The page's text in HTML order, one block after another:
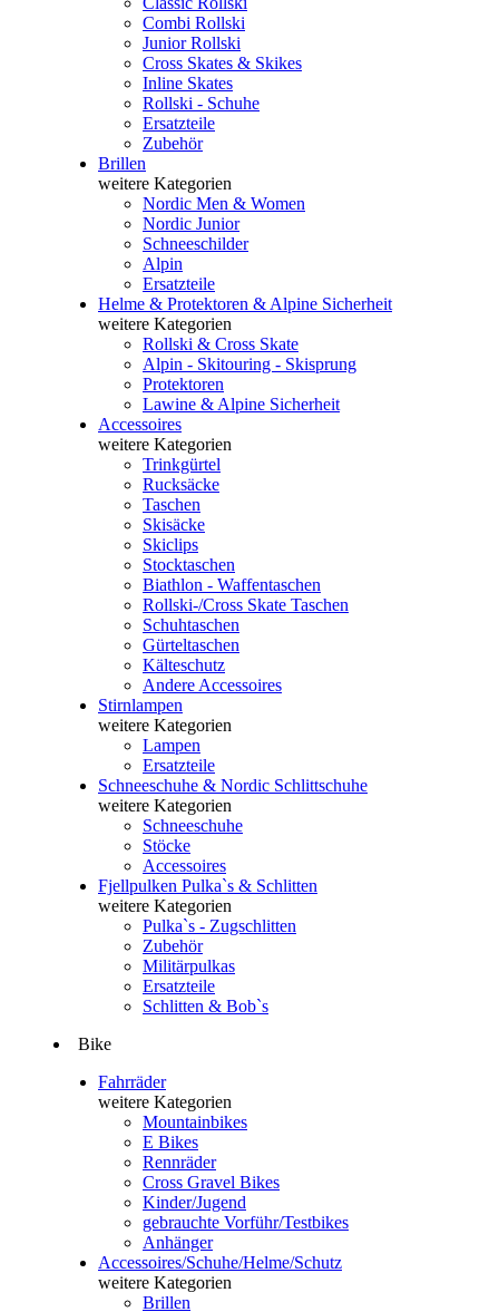
Combi Rollski
Junior Rollski
Cross Skates & Skikes
Inline Skates
Rollski - Schuhe
Ersatzteile
Zubehör
Brillen
weitere Kategorien
Nordic Men & Women
Nordic Junior
Schneeschilder
Alpin
Ersatzteile
Helme & Protektoren & Alpine Sicherheit
weitere Kategorien
Rollski & Cross Skate
Alpin - Skitouring - Skisprung
Protektoren
Lawine & Alpine Sicherheit
Accessoires
weitere Kategorien
Trinkgürtel
Rucksäcke
Taschen
Skisäcke
Skiclips
Stocktaschen
Biathlon - Waffentaschen
Rollski-/Cross Skate Taschen
Schuhtaschen
Gürteltaschen
Kälteschutz
Andere Accessoires
Stirnlampen
weitere Kategorien
Lampen
Ersatzteile
Schneeschuhe & Nordic Schlittschuhe
weitere Kategorien
Schneeschuhe
Stöcke
Accessoires
Fjellpulken Pulka`s & Schlitten
weitere Kategorien
Pulka`s - Zugschlitten
Zubehör
Militärpulkas
Ersatzteile
Schlitten & Bob`s
Bike
Fahrräder
weitere Kategorien
Mountainbikes
E Bikes
Rennräder
Cross Gravel Bikes
Kinder/Jugend
gebrauchte Vorführ/Testbikes
Anhänger
Accessoires/Schuhe/Helme/Schutz
weitere Kategorien
Brillen